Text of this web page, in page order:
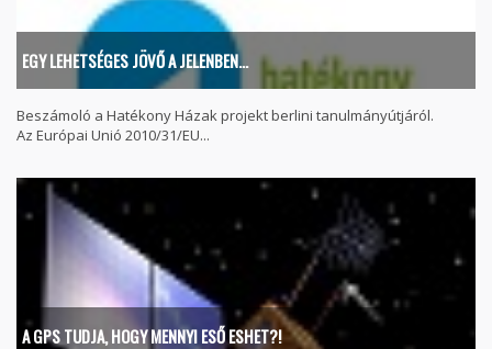
EGY LEHETSÉGES JÖVŐ A JELENBEN…
Beszámoló a Hatékony Házak projekt berlini tanulmányútjáról.
Az Európai Unió 2010/31/EU...
A GPS TUDJA, HOGY MENNYI ESŐ ESHET?!